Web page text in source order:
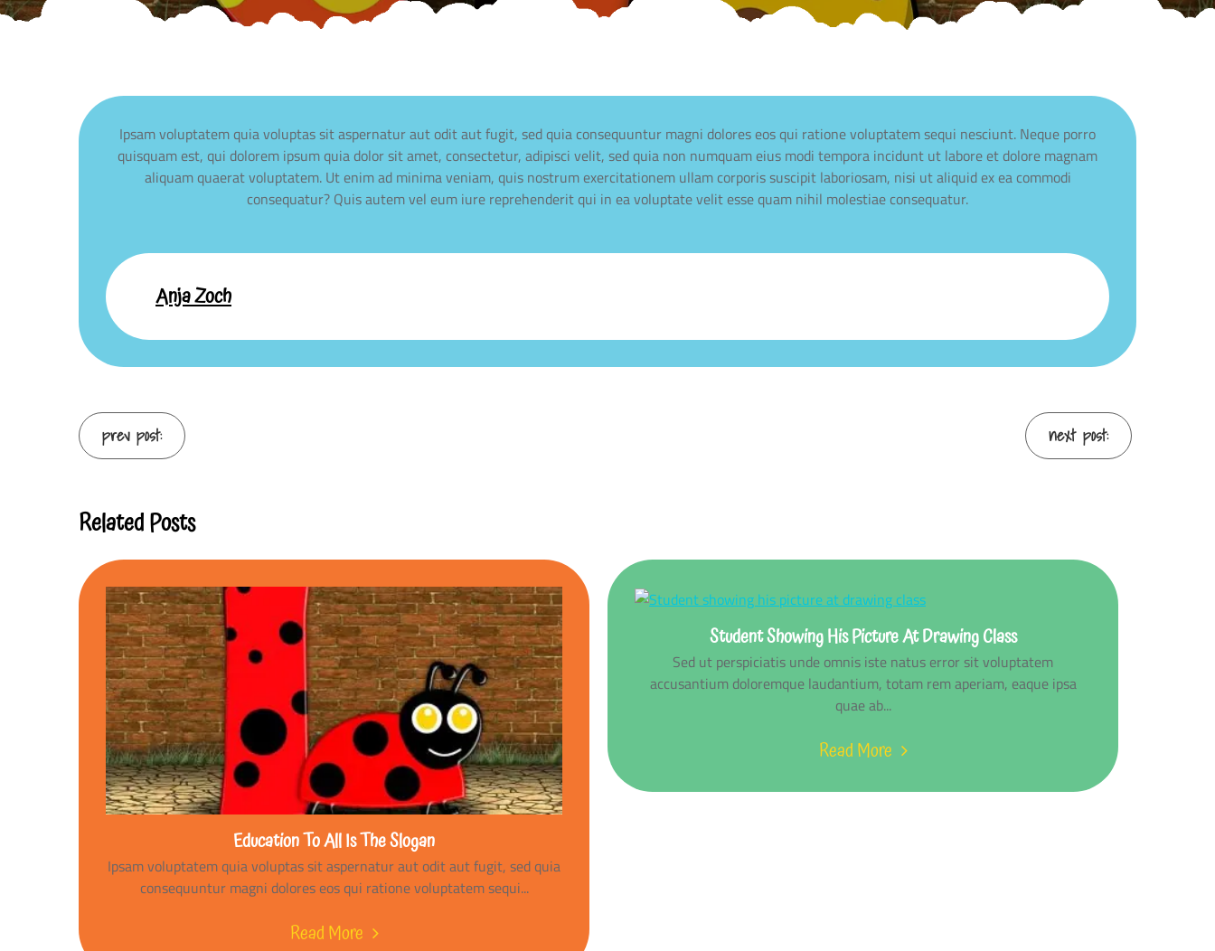
Ipsam voluptatem quia voluptas sit aspernatur aut odit aut fugit, sed quia consequuntur magni dolores eos qui ratione voluptatem sequi nesciunt. Neque porro
quisquam est, qui dolorem ipsum quia dolor sit amet, consectetur, adipisci velit, sed quia non numquam eius modi tempora incidunt ut labore et dolore magnam
aliquam quaerat voluptatem. Ut enim ad minima veniam, quis nostrum exercitationem ullam corporis suscipit laboriosam, nisi ut aliquid ex ea commodi
consequatur? Quis autem vel eum iure reprehenderit qui in ea voluptate velit esse quam nihil molestiae consequatur.
Anja Zoch
Continue
prev post: next post:
Related Posts
Education To All Is The Slogan
Ipsam voluptatem quia voluptas sit aspernatur aut odit aut fugit, sed quia
consequuntur magni dolores eos qui ratione voluptatem sequi...
Read More
Student Showing His Picture At Drawing Class
Sed ut perspiciatis unde omnis iste natus error sit voluptatem
accusantium doloremque laudantium, totam rem aperiam, eaque ipsa
quae ab...
Read More